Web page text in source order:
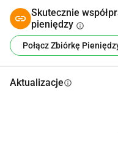
Skutecznie
pieniędzy info
Połącz Zbiórkę
Aktualizacjeinfo